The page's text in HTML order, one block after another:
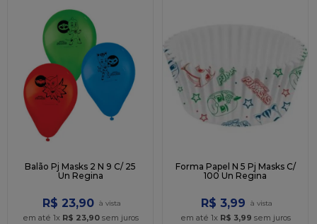
Balão Pj Masks 2 N 9 C/ 25
Un Regina
R$ 23,90
em até 1x R$ 23,90sem juros
Forma Papel N 5 Pj Masks C/
100 Un Regina
R$ 3,99
em até 1x R$ 3,99 sem juros
granulado
bala
caixa kraft
10
chocolate